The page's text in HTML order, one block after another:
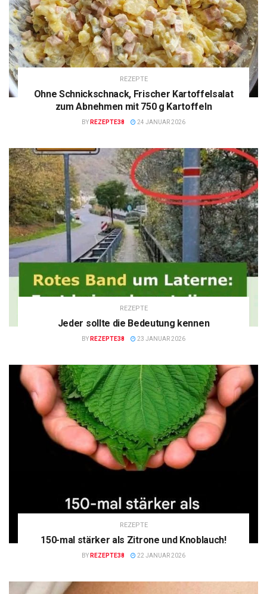
REZEPTE
Ohne Schnickschnack, Frischer Kartoffelsalat
zum Abnehmen mit 750 g Kartoffeln
BY REZEPTE38 24 JANUAR 2026
REZEPTE
Jeder sollte die Bedeutung kennen
BY REZEPTE38 23 JANUAR 2026
REZEPTE
150-mal stärker als Zitrone und Knoblauch!
BY REZEPTE38 22 JANUAR 2026